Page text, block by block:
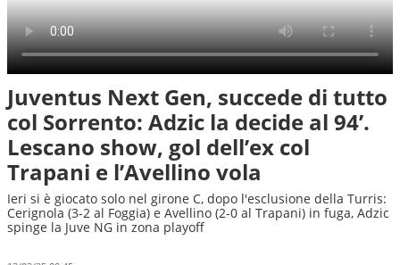
Juventus Next Gen, succede di tutto
col Sorrento: Adzic la decide al 94’.
Lescano show, gol dell’ex col
Trapani e l’Avellino vola
Ieri si è giocato solo nel girone C, dopo l'esclusione della Turris:
Cerignola (3-2 al Foggia) e Avellino (2-0 al Trapani) in fuga, Adzic
spinge la Juve NG in zona playoff